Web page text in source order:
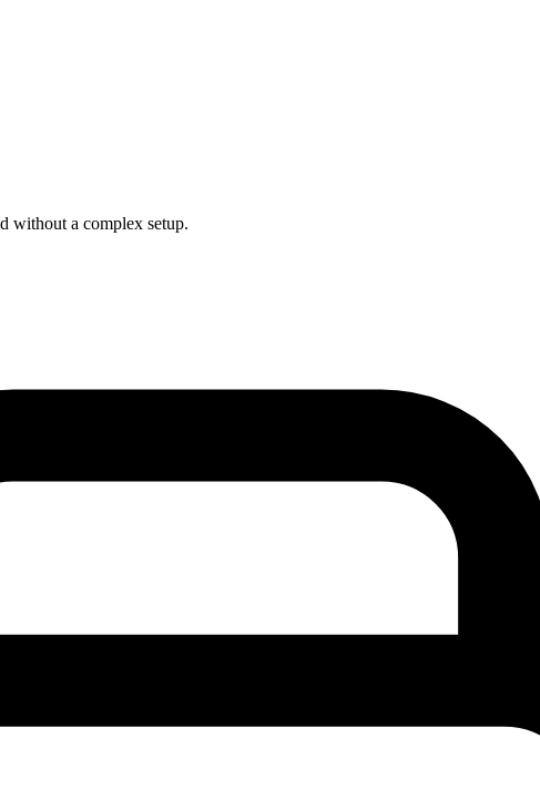
without a complex setup.